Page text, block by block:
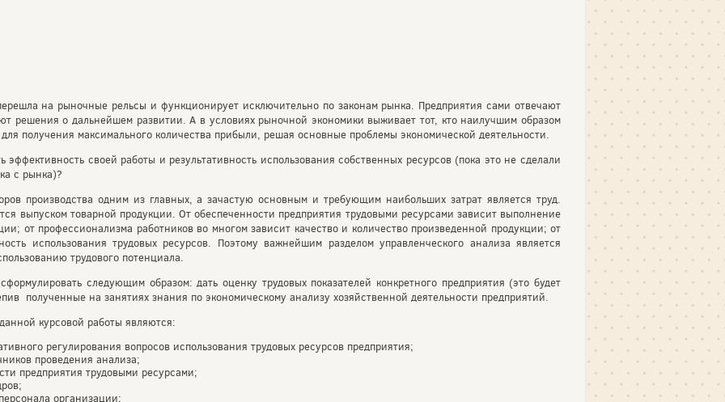
на рыночные рельсы и функционирует исключительно по законам рынка. Предприятия сами отвечают
решения о дальнейшем развитии. А в условиях рыночной экономики выживает тот, кто наилучшим образом
получения максимального количества прибыли, решая основные проблемы экономической деятельности.
своей работы и результативность использования собственных ресурсов (пока это не сделали
с рынка)?
производства одним из главных, а зачастую основным и требующим наибольших затрат является труд.
выпуском товарной продукции. От обеспеченности предприятия трудовыми ресурсами зависит выполнение
от профессионализма работников во многом зависит качество и количество произведенной продукции; от
использования трудовых ресурсов. Поэтому важнейшим разделом управленческого анализа является
трудового потенциала.
следующим образом: дать оценку трудовых показателей конкретного предприятия (это будет
полученные на занятиях знания по экономическому анализу хозяйственной деятельности предприятий.
курсовой работы являются:
регулирования вопросов использования трудовых ресурсов предприятия;
проведения анализа;
предприятия трудовыми ресурсами;
организации;